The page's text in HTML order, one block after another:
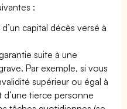
:
capital décès versé à
suite à une
Par exemple, si vous
supérieur ou égal à
tierce personne